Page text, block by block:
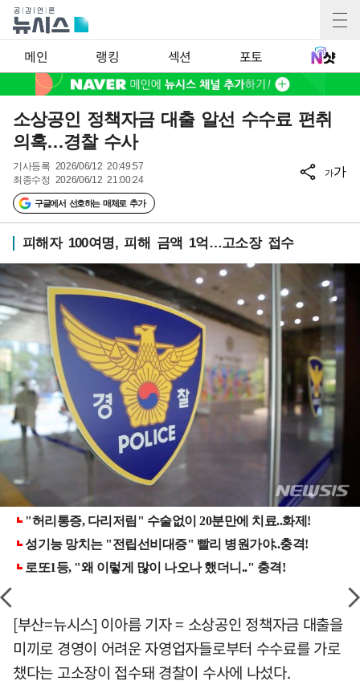
메인 랭킹 섹션 포토
소상공인 정책자금 대출 알선 수수료 편취
의혹…경찰 수사
기사등록 2026/06/12 20:49:57
최종수정 2026/06/12 21:00:24
구글에서 선호하는 매체로 추가
가가
피해자 100여명, 피해 금액 1억…고소장 접수
[부산=뉴시스] 이아름 기자 = 소상공인 정책자금 대출을
미끼로 경영이 어려운 자영업자들로부터 수수료를 가로
챘다는 고소장이 접수돼 경찰이 수사에 나섰다.